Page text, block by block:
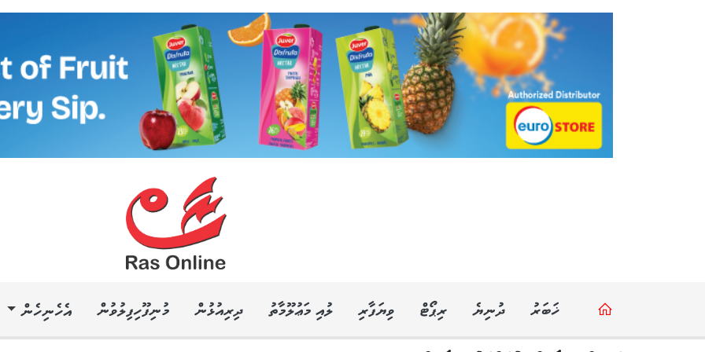
ޚަބަރު ދުނިޔެ ރިޕޯޓް ވިޔަފާރި ލުއި މަޢުލޫމާތު ދިރިއުޅުން މުނިފޫހިފިލުވުން އެހެނިހެން